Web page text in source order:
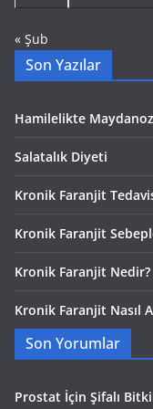
« Şub
Son Yazılar
Hamilelikte
Salatalık Diyeti
Kronik Faranjit
Kronik Faranjit
Kronik Faranjit Nedir?
Kronik Faranjit Nasıl
Son Yorumlar
Prostat İçin Şifalı